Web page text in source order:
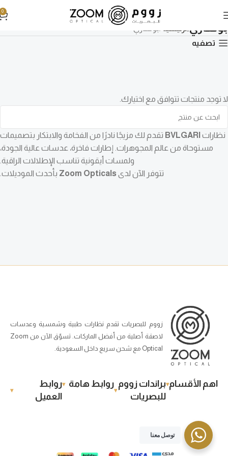
0
بولغاري
تصفيه
لا توجد منتجات تتوافق مع اختيارك.
نظارات BVLGARI تقدم لك مزيجًا نادرًا من الفخامة والابتكار بتصميمات
مستوحاة من عالم المجوهرات. إطارات فاخرة، عدسات عالية الجودة،
ولمسات أيقونية تناسب الإطلالات الراقية.
تتوفر الآن لدى Zoom Opticals بأحدث الموديلات.
زووم للبصريات تقدم نظارات طبية وشمسية وعدسات
لاصقة أصلية من أفضل الماركات. تسوّق الآن من Zoom
Optical مع شحن سريع داخل السعودية.
اهم الأقسام براندات زووم
للبصريات
روابط هامة
روابط
العميل
الحقوق محفوظة | 2025 زوووم للبصريات
توصل معنا